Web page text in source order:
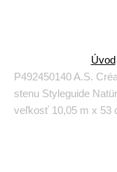
Úvod
P492450140 A.S.
stenu Styleguide
veľkosť 10,05 m x 53